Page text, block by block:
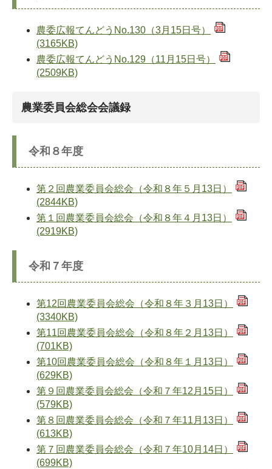
農委広報てんどうNo.130（3月15日号）
(3165KB)
農委広報てんどうNo.129（11月15日号）
(2509KB)
農業委員会総会会議録
令和８年度
第２回農業委員会総会（令和８年５月13日）
(2844KB)
第１回農業委員会総会（令和８年４月13日）
(2919KB)
令和７年度​
第12回農業委員会総会（令和８年３月13日）
(3340KB)
第11回農業委員会総会（令和８年２月13日）
(701KB)
第10回農業委員会総会（令和８年１月13日）
(629KB)
第９回農業委員会総会（令和７年12月15日）
(579KB)
第８回農業委員会総会（令和７年11月13日）
(613KB)
第７回農業委員会総会（令和７年10月14日）
(699KB)